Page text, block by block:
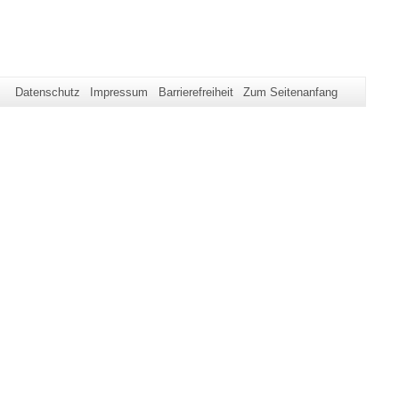
Datenschutz Impressum Barrierefreiheit Zum Seitenanfang